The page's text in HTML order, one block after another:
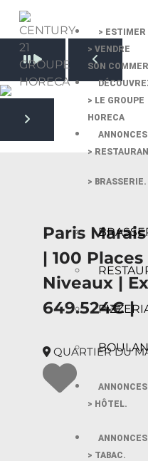
> ESTIMER
> VENDRE
SON
> LE GROUPE
HORECA
>
> BRASSERIE.
> HÔTEL.
> TABAC.
Pause slide rotation
Resume slidePrevious
Next slide
Paris
| 100 Places
Niveaux |
649.524€ |
QUARTIER DU